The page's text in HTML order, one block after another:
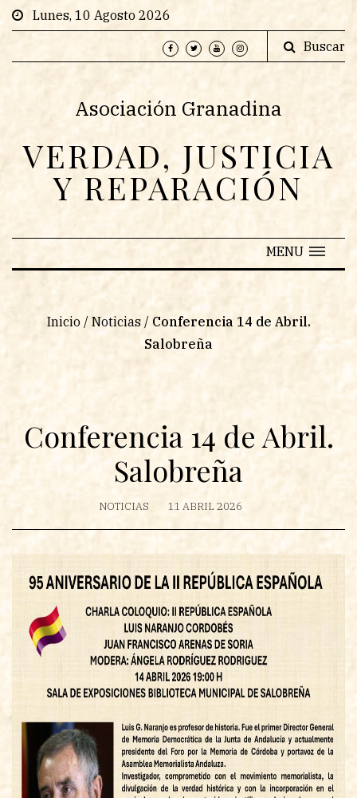
Lunes, 10 Agosto 2026
Buscar
Asociación Granadina
VERDAD, JUSTICIA
Y REPARACIÓN
MENU
Inicio / Noticias / Conferencia 14 de Abril.
Salobreña
Conferencia 14 de Abril.
Salobreña
NOTICIAS 11 ABRIL 2026